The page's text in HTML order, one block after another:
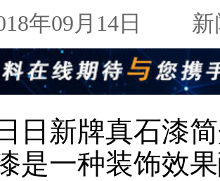
年09月14日 新
日新牌真石漆
是一种装饰效